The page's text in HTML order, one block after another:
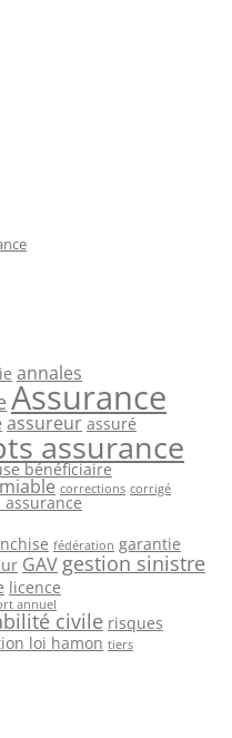
annales
Assurance
assureur assuré
assurance
bénéficiaire
corrections corrigé
fédération garantie
GAV gestion sinistre
licence
annuel
civile risques
loi hamon tiers